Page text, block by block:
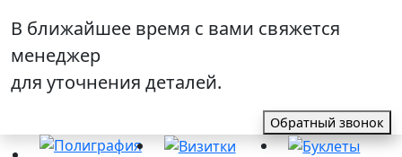
В ближайшее время с вами свяжется
менеджер
для уточнения деталей.
Обратный звонок